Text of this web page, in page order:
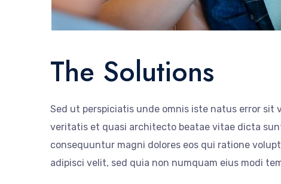
The Solutions
Sed ut perspiciatis unde omnis iste natus error sit
veritatis et quasi architecto beatae vitae dicta
consequuntur magni dolores eos qui ratione
adipisci velit, sed quia non numquam eius modi